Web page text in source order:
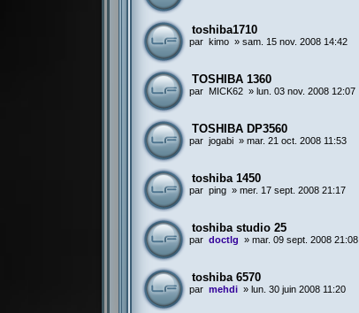
toshiba1710
par kimo »sam. 15 nov. 2008 14:42
TOSHIBA 1360
par MICK62 » lun. 03 nov. 2008 12:07
TOSHIBA DP3560
par jogabi »mar. 21 oct. 2008 11:53
toshiba 1450
par ping »mer. 17 sept. 2008 21:17
toshiba studio 25
par doctlg »mar. 09 sept. 2008 21:08
toshiba 6570
par mehdi » lun. 30 juin 2008 11:20